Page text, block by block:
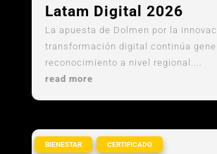
Latam Digital 2026
La apuesta de Dolmen por la
transformación digital continúa
reconocimiento a nivel regional....
read more
BIENESTAR CERTIFICADO